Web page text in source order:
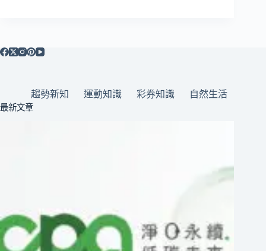
趨勢新知 運動知識 彩券知識 自然生活
最新文章